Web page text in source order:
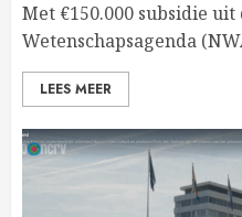
Met €150.000 subsidie
Wetenschapsagenda
LEES MEER